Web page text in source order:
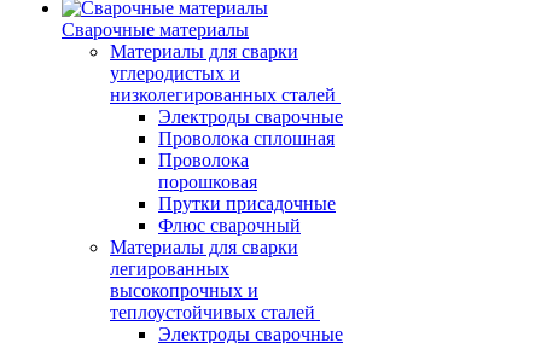
Сварочные материалы
Материалы для сварки
углеродистых и
низколегированных сталей
Электроды сварочные
Проволока сплошная
Проволока
порошковая
Прутки присадочные
Флюс сварочный
Материалы для сварки
легированных
высокопрочных и
теплоустойчивых сталей
Электроды сварочные